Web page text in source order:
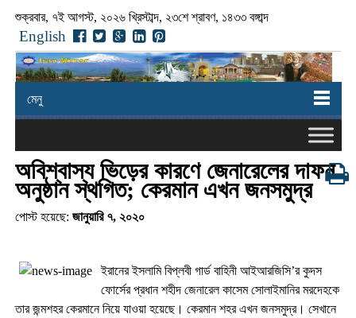
শুক্রবার, ৭ই আগস্ট, ২০২৬ খ্রিস্টাব্দ, ২৩শে শ্রাবণ, ১৪৩৩ বঙ্গাব্দ
English
মেনু
অবিশ্বাস্য ভিড়ের কারণে জেনারেলের দাফন
অনুষ্ঠান স্থগিত; কেরমান এখন জনসমুদ্র
পোস্ট হয়েছে: জানুয়ারি ৭, ২০২০
ইরানের ইসলামি বিপ্লবী গার্ড বাহিনী আইআরজিসি’র কুদস
ফোর্সের প্রধান শহীদ জেনারেল কাসেম সোলাইমানির মরদেহকে
তার জন্মশহর কেরমানে নিয়ে যাওয়া হয়েছে। কেরমান শহর এখন জনসমুদ্র। সেখানে